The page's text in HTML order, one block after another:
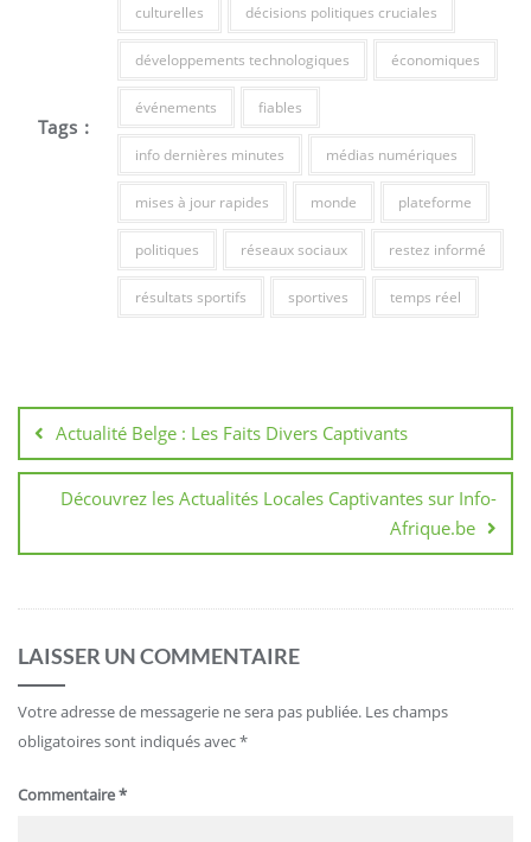
Tags :
culturelles décisions politiques cruciales
développements technologiques économiques
événements fiables
info dernières minutes médias numériques
mises à jour rapides monde plateforme
politiques réseaux sociaux restez informé
résultats sportifs sportives temps réel
de
l’article
Actualité Belge : Les Faits Divers Captivants
Découvrez les Actualités Locales Captivantes sur Info-
Afrique.be
LAISSER UN COMMENTAIRE
Votre adresse de messagerie ne sera pas publiée. Les champs
obligatoires sont indiqués avec*
Commentaire*